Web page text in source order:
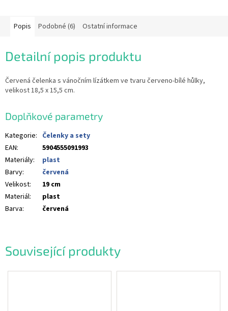
Související produkty
Popis Podobné (6) Ostatní informace
Detailní popis produktu
Červená čelenka s vánočním lízátkem ve tvaru červeno-bílé hůlky,
velikost 18,5 x 15,5 cm.
Doplňkové parametry
Kategorie: Čelenky a sety
EAN:
5904555091993
Materiály:
plast
Barvy:
červená
Velikost:
19 cm
Materiál:
plast
Barva: červená